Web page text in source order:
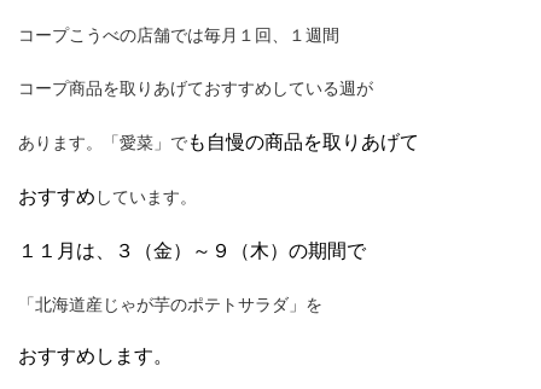
コープこうべの店舗では毎月１回、１週間
コープ商品を取りあげておすすめしている週が
あります。「愛菜」で も自慢の商品を取りあげて
おすすめ しています。
１１月は、３（金）～９（木）の期間で
「北海道産じゃが芋のポテトサラダ」を
おすすめします。